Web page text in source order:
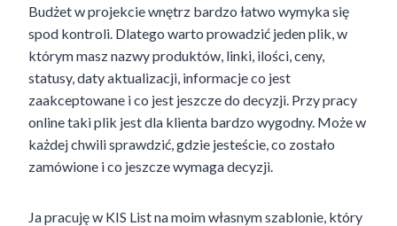
Budżet w projekcie wnętrz bardzo łatwo wymyka się
spod kontroli. Dlatego warto prowadzić jeden plik, w
którym masz nazwy produktów, linki, ilości, ceny,
statusy, daty aktualizacji, informacje co jest
zaakceptowane i co jest jeszcze do decyzji. Przy pracy
online taki plik jest dla klienta bardzo wygodny. Może w
każdej chwili sprawdzić, gdzie jesteście, co zostało
zamówione i co jeszcze wymaga decyzji.
Ja pracuję w KIS List na moim własnym szablonie, który